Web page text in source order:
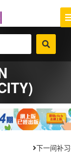
下一间补